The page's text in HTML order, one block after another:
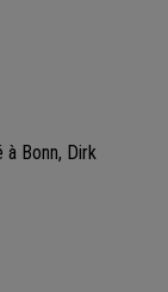
à Bonn, Dirk